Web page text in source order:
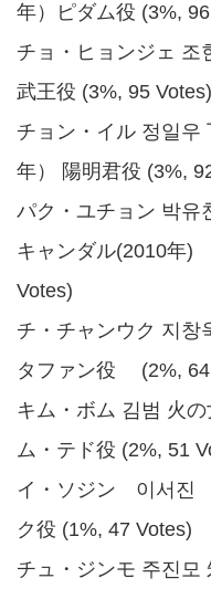
年）ピダム役 (3%,
チョ・ヒョンジェ
武王役 (3%, 95 Votes)
チョン・イル 정일우
年） 陽明君役 (3%,
パク・ユチョン 박
キャンダル(2010年)
Votes)
チ・チャンウク 지
タファン役 (2%, 64
キム・ボム 김범 火
ム・テド役 (2%, 51
イ・ソジン 이서
ク役 (1%, 47 Votes)
チュ・ジンモ 주진